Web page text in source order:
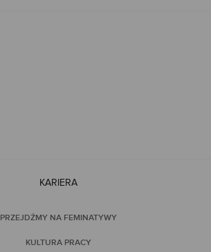
KARIERA
PRZEJDŹMY NA FEMINATYWY
KULTURA PRACY